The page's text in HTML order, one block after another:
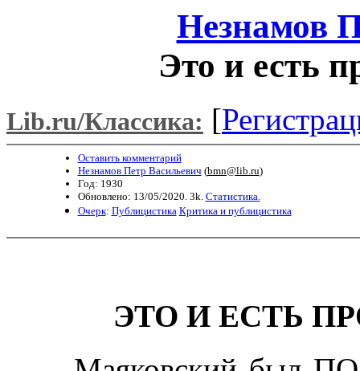
Незнамов
Это и есть
Lib.ru/Классика: [
Оставить комментарий
Незнамов Петр Васильевич (bmn@lib.ru)
Год: 1930
Обновлено: 13/05/2020. 3k. Статистика.
Очерк: Публицистика Критика и публицистика
ЭТО И ЕСТЬ